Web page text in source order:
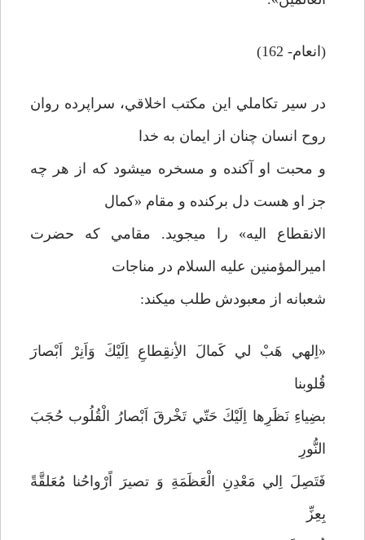
(انعام- 162)
در سير تكاملي اين مكتب اخلاقي، سراپرده روان
روح انسان چنان از ايمان به خدا
و محبت او آكنده و مسخره مي­شود كه از هر چه
جز او هست دل بركنده و مقام «كمال
الانقطاع اليه» را مي­جويد. مقامي كه حضرت
اميرالمؤمنين عليه السلام در مناجات
شعبانه از معبودش طلب مي­كند:
«اِلهي هَبْ لي كَمالَ الأِنقِطاعِ اِلَيْكَ وَاَنِرْ اَبْصارَ
قُلوبنا
بضِياءِ نَظَرِها اِلَيْكَ حَتّي تَخْرقَ اَبْصارُ الْقُلُوب حُجَبَ
النُّورِ
فَتَصِلَ اِلي مَعْدِنِ الْعَظَمَةِ وَ تصيرَ اًرْواحُنا مُعَلقَّةً
بِعِزِّ